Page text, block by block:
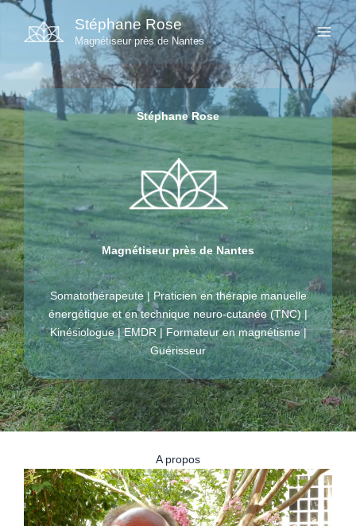
Aller
contenu
Stéphane Rose
Magnétiseur près de Nantes
Stéphane Rose
Magnétiseur près de Nantes
Somatothérapeute | Praticien en thérapie manuelle
énergétique et en technique neuro-cutanée (TNC) |
Kinésiologue | EMDR | Formateur en magnétisme |
Guérisseur
A propos